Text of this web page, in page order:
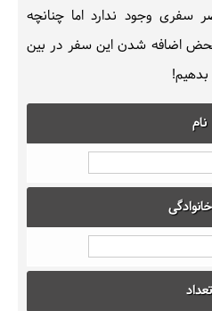
سفری وجود ندارد اما چنانچه
محض اضافه شدن این سفر در بین
نام
تعداد